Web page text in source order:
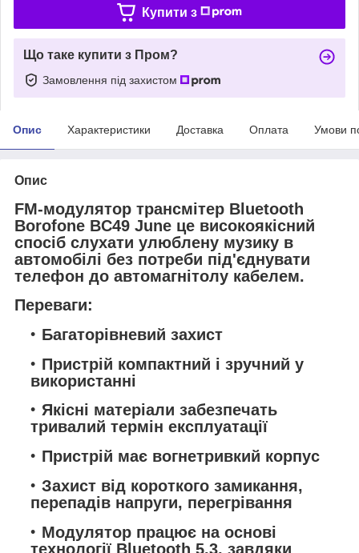
Купити з
Що таке купити з Пром?
Замовлення під захистом
Опис Характеристики Доставка Оплата Умови
Опис
FM-модулятор трансмітер Bluetooth
Borofone BC49 June це високоякісний
спосіб слухати улюблену музику в
автомобілі без потреби під'єднувати
телефон до автомагнітолу кабелем.
Переваги:
Багаторівневий захист
Пристрій компактний і зручний у
використанні
Якісні матеріали забезпечать
тривалий термін експлуатації
Пристрій має вогнетривкий корпус
Захист від короткого замикання,
перепадів напруги, перегрівання
Модулятор працює на основі
технології Bluetooth 5.3, завдяки